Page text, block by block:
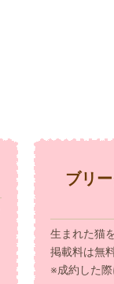
ブリ
生まれた猫
掲載料は無
※成約した際